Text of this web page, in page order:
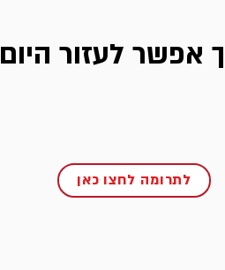
אפשר לעזור היום
לתרומה לחצו כאן